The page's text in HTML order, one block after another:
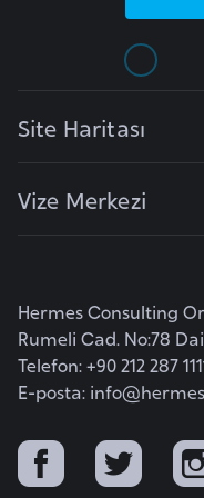
Site Haritası
Vize Merkezi
Hermes Consulting
Rumeli Cad. No:78
Telefon: +90 212 287
E-posta:
t
a
y
i
r
C